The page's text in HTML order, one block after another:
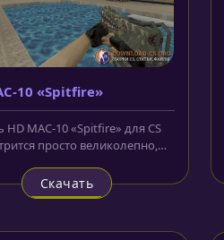
10 «Spitfire»
MAC-10 «Spitfire» для CS
просто великолепно,
Скачать